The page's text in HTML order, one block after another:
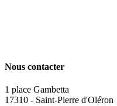
Nous contacter
1 place Gambetta
17310 - Saint-Pierre d'Oléron